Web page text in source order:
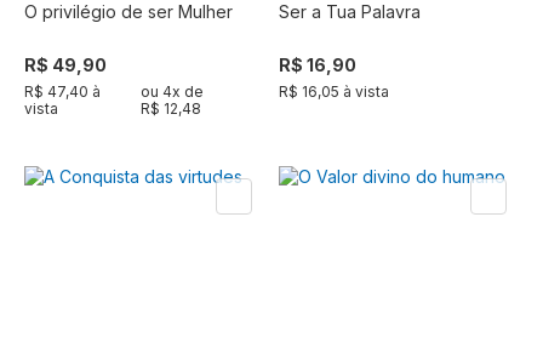
O privilégio de ser Mulher
R$ 49,90
R$ 47,40 à
vista
ou 4x de
R$ 12,48
Ser a Tua Palavra
R$ 16,90
R$ 16,05 à vista